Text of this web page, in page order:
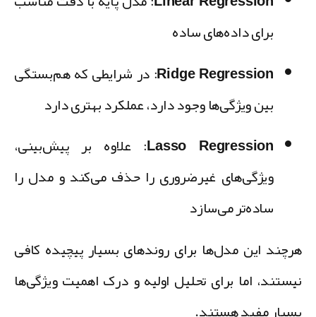
برای داده‌های ساده
Ridge Regression:در شرایطی که هم‌بستگی
بین ویژگی‌ها وجود دارد، عملکرد بهتری دارد
Lasso Regression:علاوه بر پیش‌بینی،
ویژگی‌های غیرضروری را حذف می‌کند و مدل را
ساده‌تر می‌سازد
این مدل‌ها برای روندهای بسیار پیچیده کافی
اما برای تحلیل اولیه و درک اهمیت ویژگی‌ها
مفید هستند.